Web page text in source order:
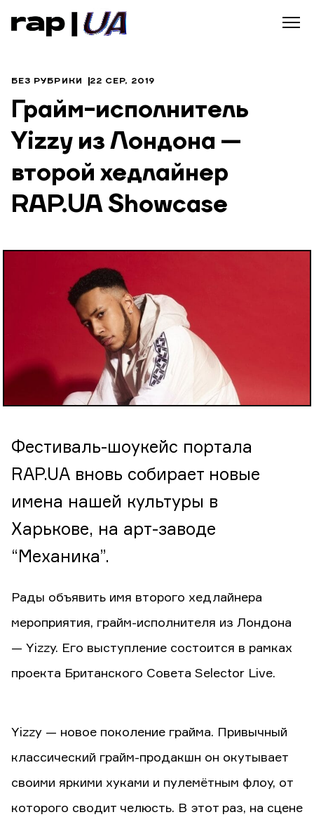
БЕЗ РУБРИКИ 22 СЕР, 2019
Грайм-исполнитель
Yizzy из Лондона —
второй хедлайнер
RAP.UA Showcase
Фестиваль-шоукейс портала
RAP.UA вновь собирает новые
имена нашей культуры в
Харькове, на арт-заводе
“Механика”.
Рады объявить имя второго хедлайнера
мероприятия, грайм-исполнителя из Лондона
— Yizzy. Его выступление состоится в рамках
проекта Британского Совета Selector Live.
Yizzy — новое поколение грайма. Привычный
классический грайм-продакшн он окутывает
своими яркими хуками и пулемётным флоу, от
которого сводит челюсть. В этот раз, на сцене